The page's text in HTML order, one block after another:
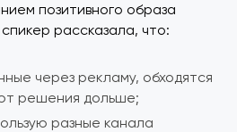
позитивного образа
рассказала, что:
через рекламу, обходятся
решения дольше;
разные канала